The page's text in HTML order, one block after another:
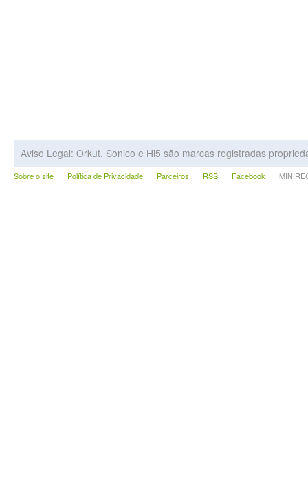
Aviso Legal: Orkut, Sonico e Hi5 são marcas registradas
Sobre o site Política de Privacidade Parceiros RSS Facebook